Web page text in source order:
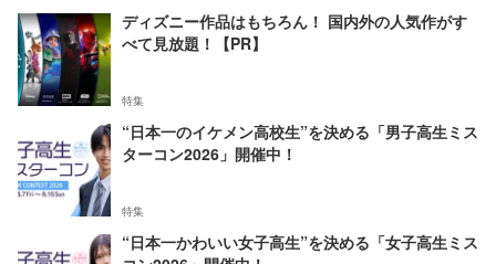
ディズニー作品はもちろん！ 国内外の人気作がす
べて見放題！【PR】
特集
“日本一のイケメン高校生”を決める「男子高生ミス
ターコン2026」開催中！
特集
“日本一かわいい女子高生”を決める「女子高生ミス